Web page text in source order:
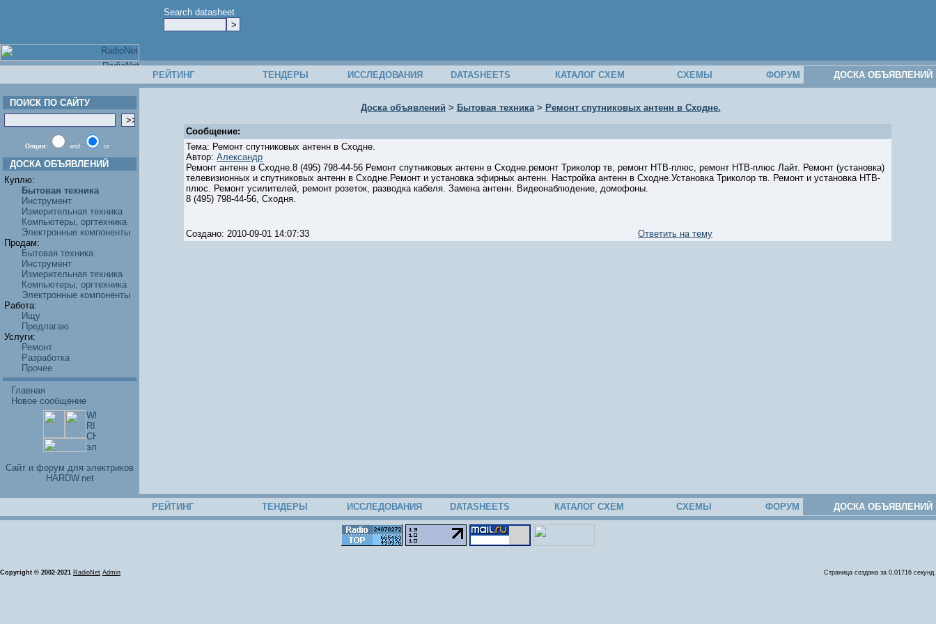
Search datasheet
РЕЙТИНГ ТЕНДЕРЫ ИССЛЕДОВАНИЯ DATASHEETS КАТАЛОГ СХЕМ СХЕМЫ ФОРУМ ДОСКА ОБЪЯВЛЕНИЙ
ПОИСК ПО САЙТУ
Опции: and or
ДОСКА ОБЪЯВЛЕНИЙ
Куплю:
Бытовая техника
Инструмент
Измерительная техника
Компьютеры, оргтехника
Электронные компоненты
Продам:
Бытовая техника
Инструмент
Измерительная техника
Компьютеры, оргтехника
Электронные компоненты
Работа:
Ищу
Предлагаю
Услуги:
Ремонт
Разработка
Прочее
Главная
Новое сообщение
Cайт и форум для электриков
HARDW.net
Доска объявлений > Бытовая техника> Ремонт спутниковых антенн в Сходне.
Сообщение:
Тема: Ремонт спутниковых антенн в Сходне.
Автор: Александр
Ремонт антенн в Сходне.8 (495) 798-44-56 Ремонт спутниковых антенн в Сходне.ремонт Триколор тв, ремонт НТВ-плюс, ремонт НТВ-плюс Лайт. Ремонт (установка)
телевизионных и спутниковых антенн в Сходне.Ремонт и установка эфирных антенн. Настройка антенн в Сходне.Установка Триколор тв. Ремонт и установка НТВ-
плюс. Ремонт усилителей, ремонт розеток, разводка кабеля. Замена антенн. Видеонаблюдение, домофоны.
8 (495) 798-44-56, Сходня.
Создано: 2010-09-01 14:07:33 Ответить на тему
РЕЙТИНГ ТЕНДЕРЫ ИССЛЕДОВАНИЯ DATASHEETS КАТАЛОГ СХЕМ СХЕМЫ ФОРУМ ДОСКА ОБЪЯВЛЕНИЙ
Copyright © 2002-2021 RadioNet Admin Страница создана за 0,01716 секунд.